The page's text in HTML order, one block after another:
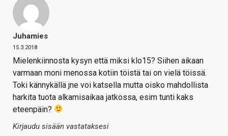
Juhamies
15.3.2018
Mielenkiinnosta kysyn että miksi klo15? Siihen aikaan
varmaan moni menossa kotiin töistä tai on vielä töissä.
Toki kännykällä jne voi katsella mutta oisko mahdollista
harkita tuota alkamisaikaa jatkossa, esim tunti kaks
eteenpäin?
Kirjaudu sisään vastataksesi